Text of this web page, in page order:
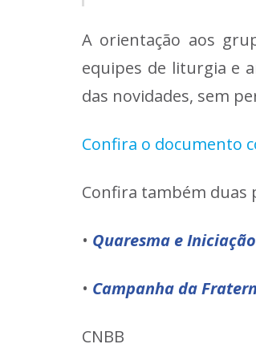
A orientação aos
equipes de liturgia e
das novidades, sem
Confira o documento
Confira também duas
• Quaresma e
• Campanha da
CNBB